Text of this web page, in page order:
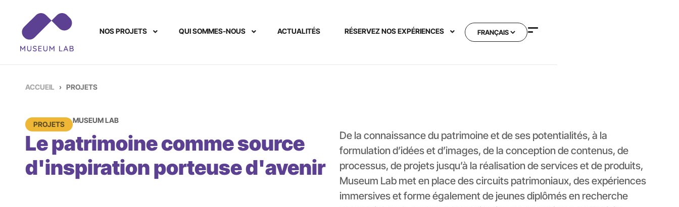
NOS PROJETS QUI SOMMES-NOUS ACTUALITÉS RÉSERVEZ NOS EXPÉRIENCES
ACCUEIL › PROJETS
PROJETS MUSEUM LAB
Le patrimoine comme source
d'inspiration porteuse d'avenir
De la connaissance du patrimoine et de ses potentialités, à la
formulation d’idées et d’images, de la conception de contenus, de
processus, de projets jusqu’à la réalisation de services et de produits,
Museum Lab met en place des circuits patrimoniaux, des expériences
immersives et forme également de jeunes diplômés en recherche